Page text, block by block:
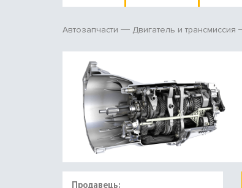
Автозапчасти Двигатель и трансмиссия
Продавець: